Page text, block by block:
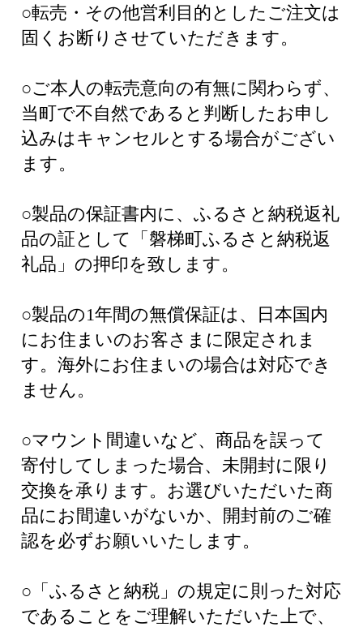
○転売・その他営利目的としたご注文は
固くお断りさせていただきます。
○ご本人の転売意向の有無に関わらず、
当町で不自然であると判断したお申し
込みはキャンセルとする場合がござい
ます。
○製品の保証書内に、ふるさと納税返礼
品の証として「磐梯町ふるさと納税返
礼品」の押印を致します。
○製品の1年間の無償保証は、日本国内
にお住まいのお客さまに限定されま
す。海外にお住まいの場合は対応でき
ません。
○マウント間違いなど、商品を誤って
寄付してしまった場合、未開封に限り
交換を承ります。お選びいただいた商
品にお間違いがないか、開封前のご確
認を必ずお願いいたします。
○「ふるさと納税」の規定に則った対応
であることをご理解いただいた上で、